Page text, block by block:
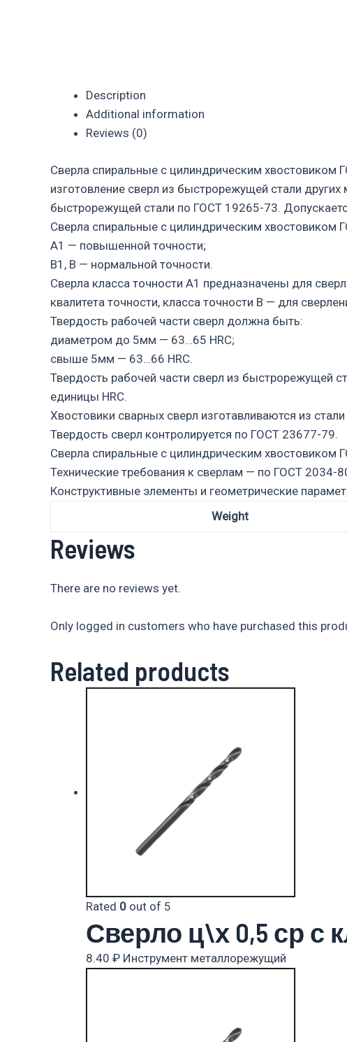
Description
Additional information
Reviews (0)
Сверла спиральные с цилиндрическим
изготовление сверл из быстрорежущей стали
быстрорежущей стали по ГОСТ 19265-73.
Сверла спиральные с цилиндрическим хвостовиком
А1 — повышенной точности;
В1, В — нормальной точности.
Сверла класса точности А1 предназначены для
квалитета точности, класса точности В — для
Твердость рабочей части сверл должна быть:
диаметром до 5мм — 63…65 HRC;
свыше 5мм — 63…66 HRC.
Твердость рабочей части сверл из быстрорежущей
единицы HRC.
Хвостовики сварных сверл изготавливаются из
Твердость сверл контролируется по ГОСТ 23677-79.
Сверла спиральные с цилиндрическим
Технические требования к сверлам — по ГОСТ 2034-
Конструктивные элементы и геометрические
Weight
Reviews
There are no reviews yet.
Only logged in customers who have purchased this
Related products
Rated 0 out of 5
Сверло ц\х 0,5 ср с
8.40 ₽ Инструмент металлорежущий